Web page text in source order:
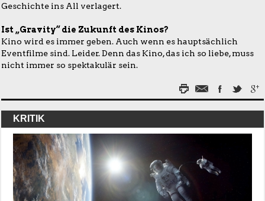
Geschichte ins All verlagert.
Ist „Gravity“ die Zukunft des Kinos?
Kino wird es immer geben. Auch wenn es hauptsächlich
Eventfilme sind. Leider. Denn das Kino, das ich so liebe, muss
nicht immer so spektakulär sein.
KRITIK